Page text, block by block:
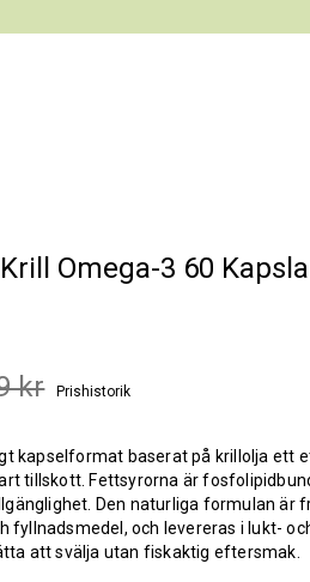
Omega-3 60
kr Prishistorik
kapselformat baserat på krillolja ett
tillskott. Fettsyrorna är
Den naturliga formulan är
fyllnadsmedel, och levereras i lukt-
att svälja utan fiskaktig eftersmak.